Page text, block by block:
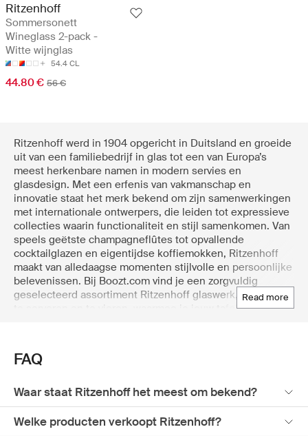
Ritzenhoff
Sommersonett
Wineglass 2-pack -
Witte wijnglas
54.4 CL
44.80 € 56 €
read more
Ritzenhoff werd in 1904 opgericht in Duitsland en groeide
uit van een familiebedrijf in glas tot een van Europa’s
meest herkenbare namen in modern servies en
glasdesign. Met een erfenis van vakmanschap en
innovatie staat het merk bekend om zijn samenwerkingen
met internationale ontwerpers, die leiden tot expressieve
collecties waarin functionaliteit en stijl samenkomen. Van
speels geëtste champagneflûtes tot opvallende
cocktailglazen en eigentijdse koffiemokken, Ritzenhoff
maakt van alledaagse momenten stijlvolle en persoonlijke
belevenissen. Bij Boozt.com vind je een zorgvuldig
geselecteerd assortiment Ritzenhoff glaswerk, perfect om
te serveren en te vieren, waarmee je jouw tafel direct een
en eenvoudige retouren zorgt Boozt.com ervoor dat
iconisch design en charmante details moeiteloos hun
FAQ
Waar staat Ritzenhoff het meest om bekend?
Welke producten verkoopt Ritzenhoff?